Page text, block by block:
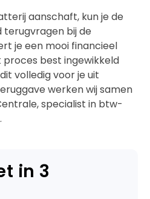
aanschaft, kun je de
bij de
je een mooi financieel
best ingewikkeld
volledig voor je uit
werken wij samen
specialist in btw-
in 3